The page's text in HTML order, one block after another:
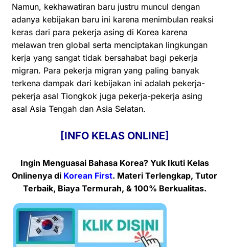
Namun, kekhawatiran baru justru muncul dengan
adanya kebijakan baru ini karena menimbulan reaksi
keras dari para pekerja asing di Korea karena
melawan tren global serta menciptakan lingkungan
kerja yang sangat tidak bersahabat bagi pekerja
migran. Para pekerja migran yang paling banyak
terkena dampak dari kebijakan ini adalah pekerja-
pekerja asal Tiongkok juga pekerja-pekerja asing
asal Asia Tengah dan Asia Selatan.
[INFO KELAS ONLINE]
Ingin Menguasai Bahasa Korea? Yuk Ikuti Kelas
Onlinenya di Korean First. Materi Terlengkap, Tutor
Terbaik, Biaya Termurah, & 100% Berkualitas.